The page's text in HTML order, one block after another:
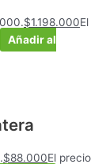
$1.198.000El
Añadir al
$88.000El precio